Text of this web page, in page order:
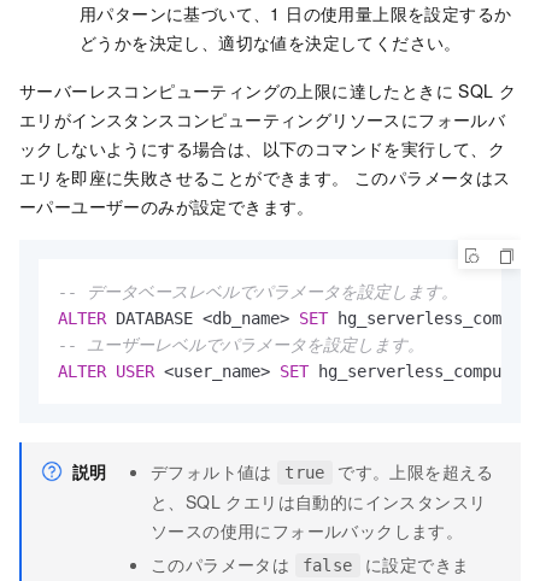
用パターンに基づいて、1 日の使用量上限を設定するか
どうかを決定し、適切な値を決定してください。
サーバーレスコンピューティングの上限に達したときに SQL ク
エリがインスタンスコンピューティングリソースにフォールバ
ックしないようにする場合は、以下のコマンドを実行して、ク
エリを即座に失敗させることができます。 このパラメータはス
ーパーユーザーのみが設定できます。
-- データベースレベルでパラメータを設定します。
ALTER DATABASE <db_name> SET
-- ユーザーレベルでパラメータを設定します。
ALTER USER <user_name> SET
説明 デフォルト値は true
です。上限を超える
と、SQL クエリは自動的にインスタンスリ
ソースの使用にフォールバックします。
このパラメータは
false
に設定できま